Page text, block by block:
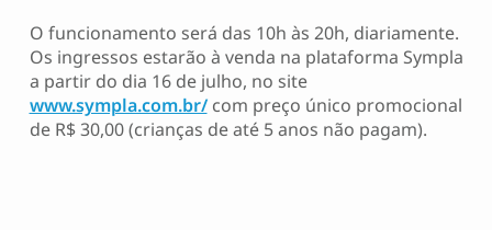
O funcionamento será das 10h às 20h, diariamente.
Os ingressos estarão à venda na plataforma Sympla
a partir do dia 16 de julho, no site
www.sympla.com.br/com preço único promocional
de R$ 30,00 (crianças de até 5 anos não pagam).